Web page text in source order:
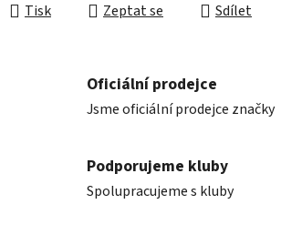
Tisk Zeptat se Sdílet
Oficiální prodejce
Jsme oficiální prodejce značky
Podporujeme kluby
Spolupracujeme s kluby